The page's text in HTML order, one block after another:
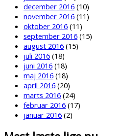
december 2016 (10)
november 2016 (11)
oktober 2016 (11)
september 2016 (15)
august 2016 (15)
juli 2016 (18)
juni 2016 (18)
maj 2016 (18)
april 2016 (20)
marts 2016 (24)
februar 2016 (17)
januar 2016 (2)